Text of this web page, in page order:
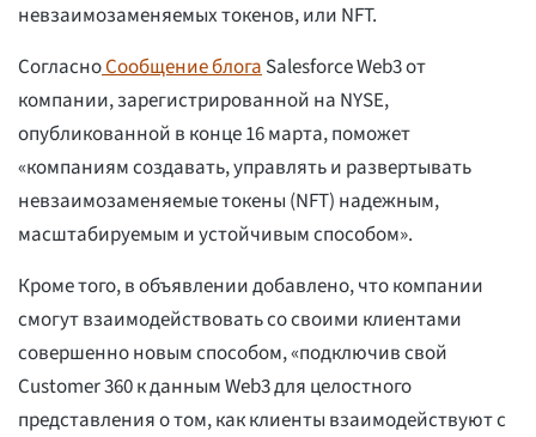
невзаимозаменяемых токенов, или NFT.
СогласноСообщение блогаSalesforce Web3 от
компании, зарегистрированной на NYSE,
опубликованной в конце 16 марта, поможет
«компаниям создавать, управлять и развертывать
невзаимозаменяемые токены (NFT) надежным,
масштабируемым и устойчивым способом».
Кроме того, в объявлении добавлено, что компании
смогут взаимодействовать со своими клиентами
совершенно новым способом, «подключив свой
Customer 360 к данным Web3 для целостного
представления о том, как клиенты взаимодействуют с